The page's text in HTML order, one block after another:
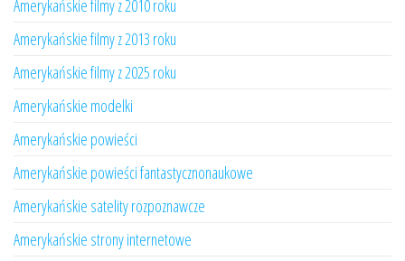
Amerykańskie filmy z 2010 roku
Amerykańskie filmy z 2013 roku
Amerykańskie filmy z 2025 roku
Amerykańskie modelki
Amerykańskie powieści
Amerykańskie powieści fantastycznonaukowe
Amerykańskie satelity rozpoznawcze
Amerykańskie strony internetowe